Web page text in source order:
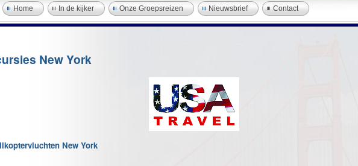
Home In de kijker Onze Groepsreizen Nieuwsbrief Contact
New York
New York